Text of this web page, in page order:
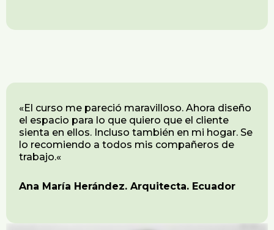
«El curso me pareció maravilloso. Ahora diseño
el espacio para lo que quiero que el cliente
sienta en ellos. Incluso también en mi hogar. Se
lo recomiendo a todos mis compañeros de
trabajo.«
Ana María Herández. Arquitecta. Ecuador